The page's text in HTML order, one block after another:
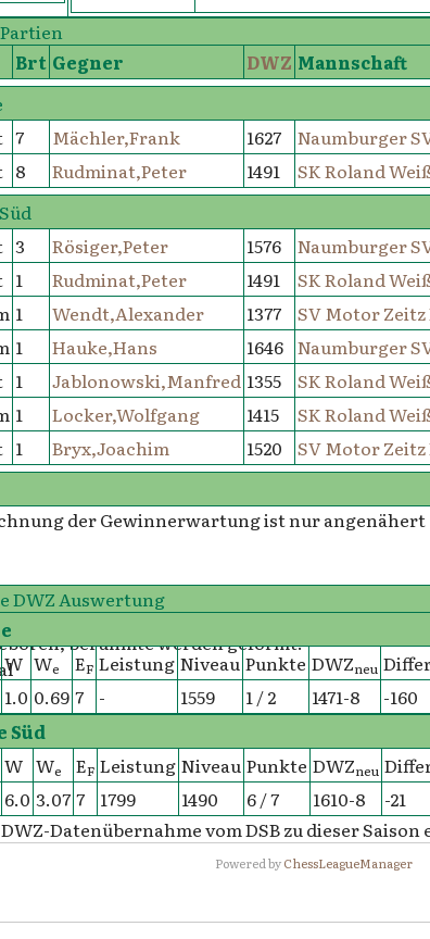
Erfolg zu erringen, muss man es sehr
berühmte werden geformt.
Brt Gegner DWZ Mannschaft
7 Mächler,Frank 1627 Naumburger
8 Rudminat,Peter 1491 SK Roland
3 Rösiger,Peter 1576 Naumburger
1 Rudminat,Peter 1491 SK Roland
1 Wendt,Alexander 1377 SV Motor
1 Hauke,Hans 1646 Naumburger
1 Jablonowski,Manfred 1355 SK Roland
1 Locker,Wolfgang 1415 SK Roland
1 Bryx,Joachim 1520 SV Motor
der Gewinnerwartung ist nur angenähert
DWZ Auswertung
W We EF Leistung Niveau Punkte DWZneu
1.0 0.69 7 - 1559 1 / 2 1471-8
-160
Süd
W We EF Leistung Niveau Punkte DWZneu
6.0 3.07 7 1799 1490 6 / 7 1610-8
-21
Datenübernahme vom DSB zu dieser Saison
Powered byChessLeagueManager